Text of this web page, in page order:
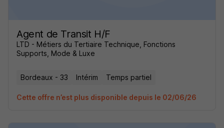
Agent de Transit H/F
LTD - Métiers du Tertiaire Technique, Fonctions
Supports, Mode & Luxe
Bordeaux - 33 Intérim Temps partiel
Cette offre n’est plus disponible depuis le 02/06/26